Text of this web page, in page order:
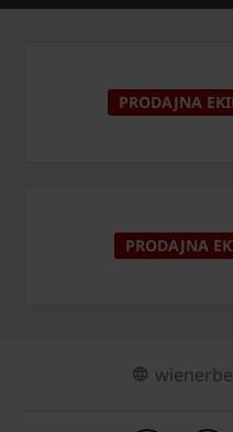
PRODAJNA
PRODAJNA